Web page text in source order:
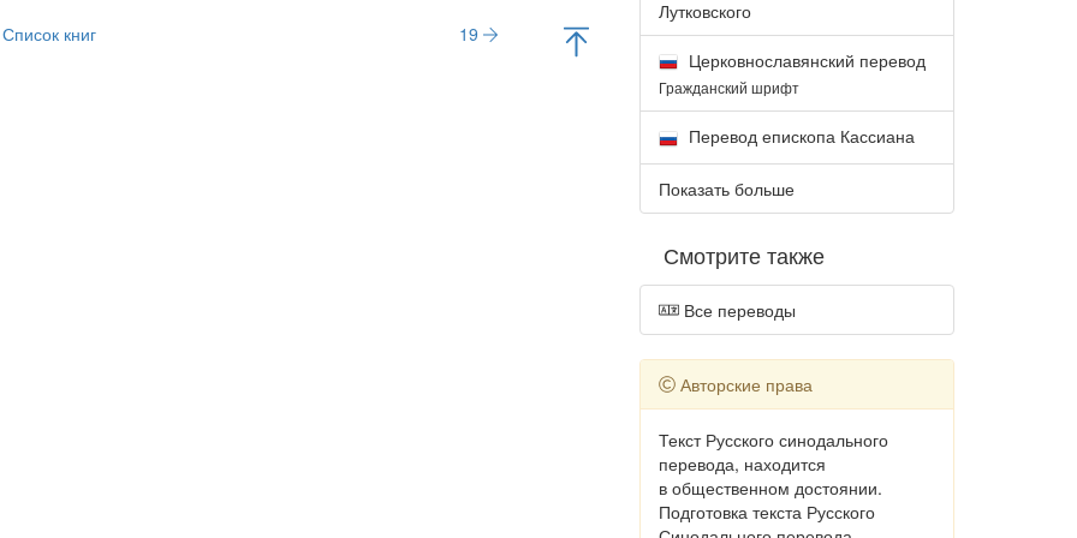
Список книг 19
Лутковского
Церковнославянский перевод
Гражданский шрифт
Перевод епископа Кассиана
Показать больше
Смотрите также
Все переводы
Авторские права
Текст Русского синодального
перевода, находится
в общественном достоянии.
Подготовка текста Русского